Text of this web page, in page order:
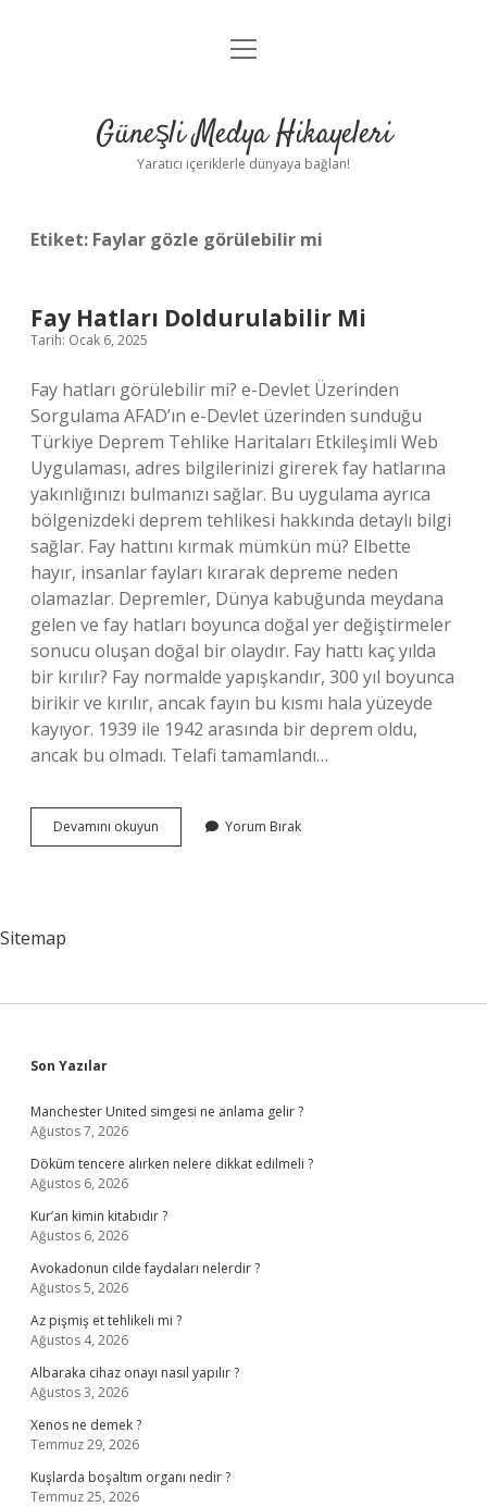
Anasayfa
Yasal Uyarı
menüyü
Güneşli Medya Hikayeleri
Yaratıcı içeriklerle dünyaya bağlan!
Etiket: Faylar gözle görülebilir mi
Fay Hatları Doldurulabilir Mi
Tarih: Ocak 6, 2025
Fay hatları görülebilir mi? e-Devlet Üzerinden
Sorgulama AFAD’ın e-Devlet üzerinden sunduğu
Türkiye Deprem Tehlike Haritaları Etkileşimli Web
Uygulaması, adres bilgilerinizi girerek fay hatlarına
yakınlığınızı bulmanızı sağlar. Bu uygulama ayrıca
bölgenizdeki deprem tehlikesi hakkında detaylı bilgi
sağlar. Fay hattını kırmak mümkün mü? Elbette
hayır, insanlar fayları kırarak depreme neden
olamazlar. Depremler, Dünya kabuğunda meydana
gelen ve fay hatları boyunca doğal yer değiştirmeler
sonucu oluşan doğal bir olaydır. Fay hattı kaç yılda
bir kırılır? Fay normalde yapışkandır, 300 yıl boyunca
birikir ve kırılır, ancak fayın bu kısmı hala yüzeyde
kayıyor. 1939 ile 1942 arasında bir deprem oldu,
ancak bu olmadı. Telafi tamamlandı…
Devamını okuyun
Hatları
Yorum Bırak
Sitemap
Sidebar
Son Yazılar
Manchester United simgesi ne anlama gelir ?
Ağustos 7, 2026
Döküm tencere alırken nelere dikkat edilmeli ?
Ağustos 6, 2026
Kur’an kimin kitabıdır ?
Ağustos 6, 2026
Avokadonun cilde faydaları nelerdir ?
Ağustos 5, 2026
Az pişmiş et tehlikeli mi ?
Ağustos 4, 2026
Albaraka cihaz onayı nasıl yapılır ?
Ağustos 3, 2026
Xenos ne demek ?
Temmuz 29, 2026
Kuşlarda boşaltım organı nedir ?
Temmuz 25, 2026